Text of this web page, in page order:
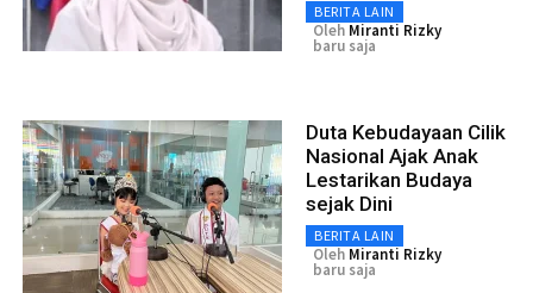
BERITA LAIN
Oleh Miranti Rizky
baru saja
Duta Kebudayaan Cilik
Nasional Ajak Anak
Lestarikan Budaya
sejak Dini
BERITA LAIN
Oleh Miranti Rizky
baru saja